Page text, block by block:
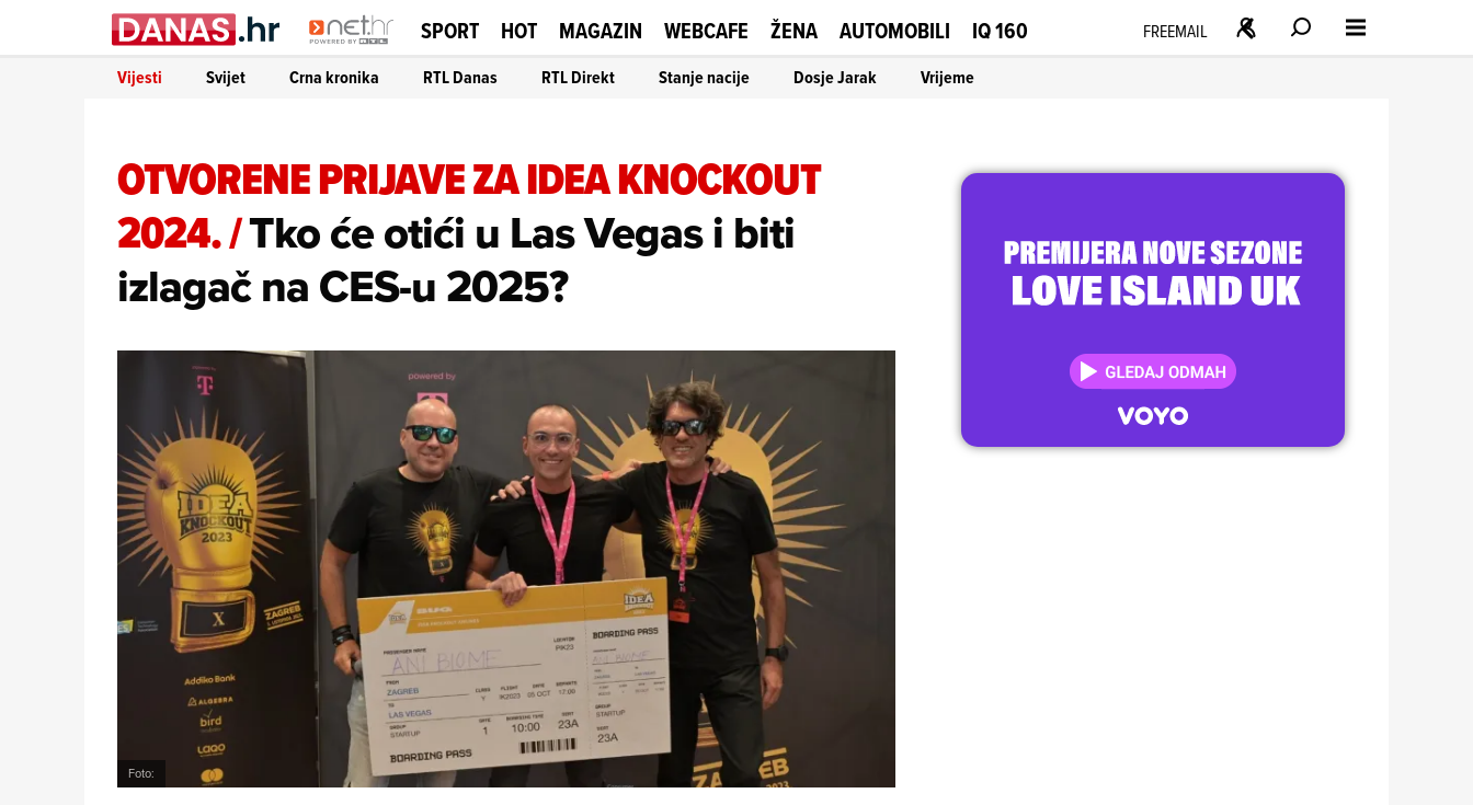
SPORT HOT MAGAZIN WEBCAFE ŽENA AUTOMOBILI IQ 160 FREEMAIL
Vijesti Svijet Crna kronika RTL Danas RTL Direkt Stanje nacije Dosje Jarak Vrijeme
OTVORENE PRIJAVE ZA IDEA KNOCKOUT
2024./Tko će otići u Las Vegas i biti
izlagač na CES-u 2025?
Foto: